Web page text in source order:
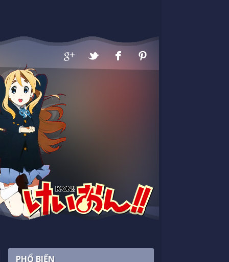
PHỔ BIẾN